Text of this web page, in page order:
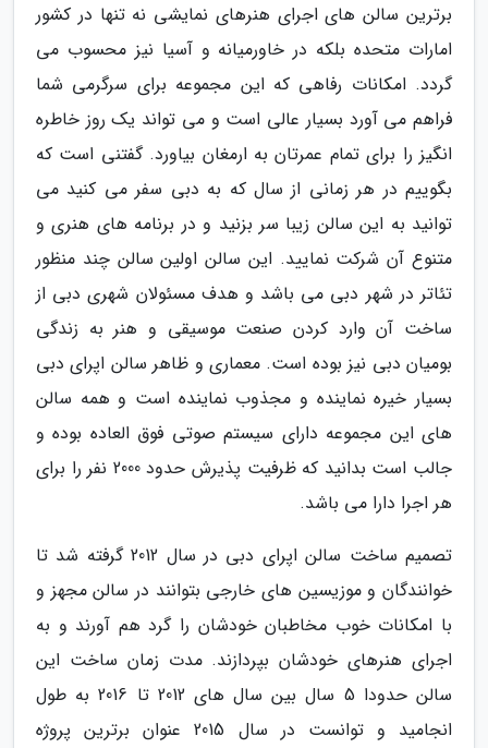
برترین سالن های اجرای هنرهای نمایشی نه تنها در کشور
امارات متحده بلکه در خاورمیانه و آسیا نیز محسوب می
گردد. امکانات رفاهی که این مجموعه برای سرگرمی شما
فراهم می آورد بسیار عالی است و می تواند یک روز خاطره
انگیز را برای تمام عمرتان به ارمغان بیاورد. گفتنی است که
بگوییم در هر زمانی از سال که به دبی سفر می کنید می
توانید به این سالن زیبا سر بزنید و در برنامه های هنری و
متنوع آن شرکت نمایید. این سالن اولین سالن چند منظور
تئاتر در شهر دبی می باشد و هدف مسئولان شهری دبی از
ساخت آن وارد کردن صنعت موسیقی و هنر به زندگی
بومیان دبی نیز بوده است. معماری و ظاهر سالن اپرای دبی
بسیار خیره نماینده و مجذوب نماینده است و همه سالن
های این مجموعه دارای سیستم صوتی فوق العاده بوده و
جالب است بدانید که ظرفیت پذیرش حدود 2000 نفر را برای
هر اجرا دارا می باشد.
تصمیم ساخت سالن اپرای دبی در سال 2012 گرفته شد تا
خوانندگان و موزیسین های خارجی بتوانند در سالن مجهز و
با امکانات خوب مخاطبان خودشان را گرد هم آورند و به
اجرای هنرهای خودشان بپردازند. مدت زمان ساخت این
سالن حدودا 5 سال بین سال های 2012 تا 2016 به طول
انجامید و توانست در سال 2015 عنوان برترین پروژه